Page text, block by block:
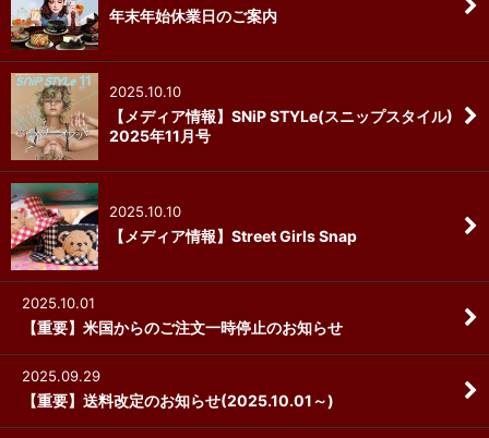
年末年始休業日のご案内
2025.10.10
【メディア情報】SNiP STYLe(スニップスタイル)
2025年11月号
2025.10.10
【メディア情報】Street Girls Snap
2025.10.01
【重要】米国からのご注文一時停止のお知らせ
2025.09.29
【重要】送料改定のお知らせ(2025.10.01～)